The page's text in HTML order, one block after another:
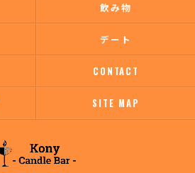
飲み物
デート
CONTACT
SITE MAP